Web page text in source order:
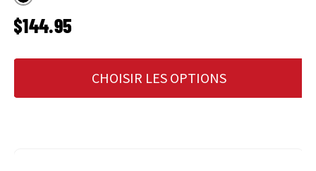
Noir
PRIX HABITUEL
$144.95
CHOISIR LES OPTIONS